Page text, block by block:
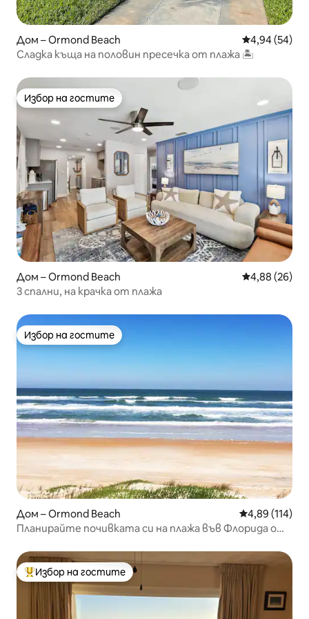
Дом – Ormond Beach Средна
4,94 (54)
Сладка къща на половин пресечка от плажа 🏝
Избор на гостите
Избор на гостите
Дом – Ormond Beach Средна
4,88 (26)
3 спални, на крачка от плажа
Избор на гостите
Избор на гостите
Дом – Ormond Beach Средна
4,89 (114)
Планирайте почивката си на плажа във Флорида още
Най-популярен избор на гостите
Избор на гостите